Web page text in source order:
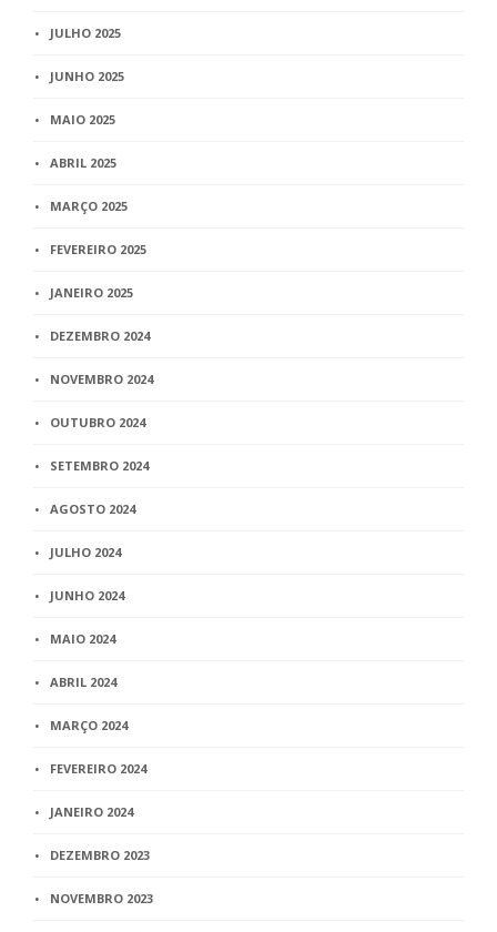
JULHO 2025
JUNHO 2025
MAIO 2025
ABRIL 2025
MARÇO 2025
FEVEREIRO 2025
JANEIRO 2025
DEZEMBRO 2024
NOVEMBRO 2024
OUTUBRO 2024
SETEMBRO 2024
AGOSTO 2024
JULHO 2024
JUNHO 2024
MAIO 2024
ABRIL 2024
MARÇO 2024
FEVEREIRO 2024
JANEIRO 2024
DEZEMBRO 2023
NOVEMBRO 2023